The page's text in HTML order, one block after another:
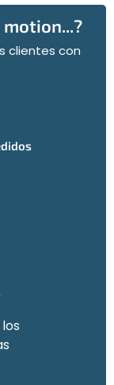
clientes con